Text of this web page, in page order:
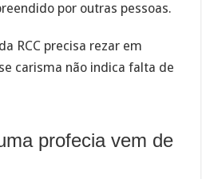
por outras pessoas.
RCC precisa rezar em
carisma não indica falta de
profecia vem de